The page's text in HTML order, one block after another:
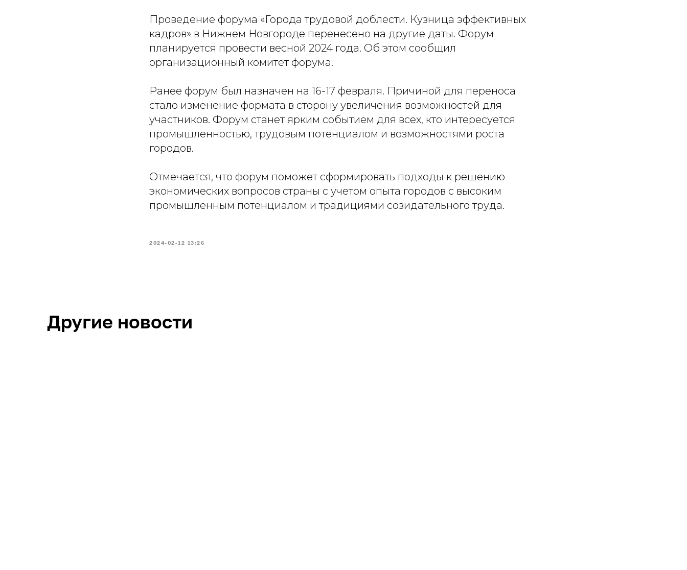
Проведение форума «Города трудовой доблести. Кузница эффективных
кадров» в Нижнем Новгороде перенесено на другие даты. Форум
планируется провести весной 2024 года. Об этом сообщил
организационный комитет форума.
Ранее форум был назначен на 16-17 февраля. Причиной для переноса
стало изменение формата в сторону увеличения возможностей для
участников. Форум станет ярким событием для всех, кто интересуется
промышленностью, трудовым потенциалом и возможностями роста
городов.
Отмечается, что форум поможет сформировать подходы к решению
экономических вопросов страны с учетом опыта городов с высоким
промышленным потенциалом и традициями созидательного труда.
2024-02-12 13:26
Другие новости